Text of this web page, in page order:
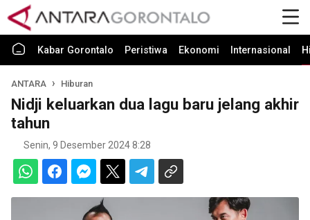
Kabar Gorontalo Peristiwa Ekonomi Internasional
ANTARA Hiburan
Nidji keluarkan dua lagu baru jelang akhir
tahun
Senin, 9 Desember 2024 8:28